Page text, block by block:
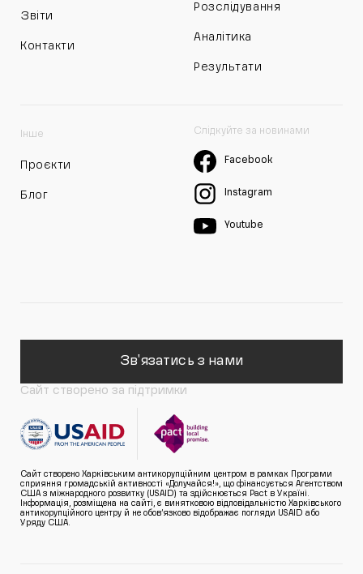
Звіти
Контакти
Розслідування
Аналітика
Результати
Інше
Проєкти
Блог
Слідкуйте за новинами
Facebook
Instagram
Youtube
Зв'язатись з нами
Сайт створено за підтримки
Сайт створено Харківським антикорупційним центром в рамках Програми
сприяння громадській активності «Долучайся!», що фінансується Агентством
США з міжнародного розвитку (USAID) та здійснюється Pact в Україні.
Інформація, розміщена на сайті, є винятковою відповідальністю Харківського
антикорупційного центру й не обов’язково відображає погляди USAID або
Уряду США.